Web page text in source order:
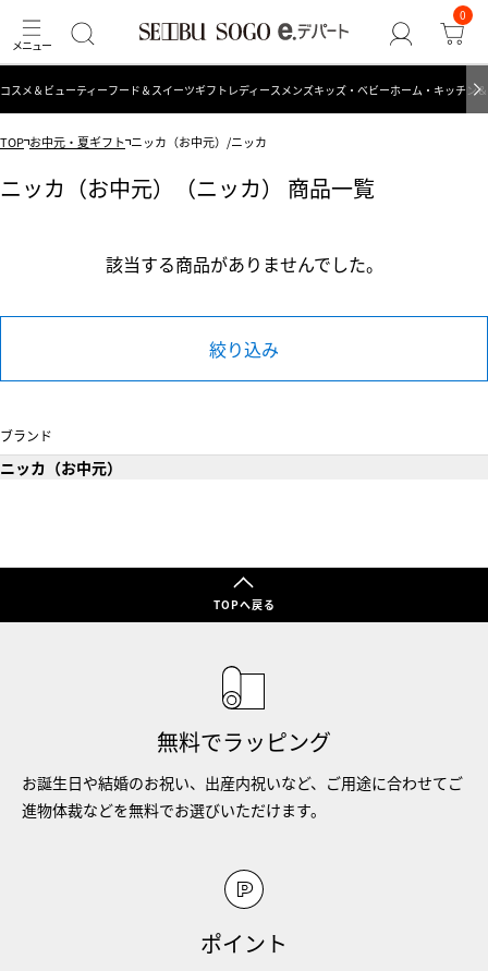
0
コスメ＆ビューティーフード＆スイーツギフト レディース メンズキッズ・ベビーホーム・キッチン
TOP お中元・夏ギフト ニッカ（お中元）/ニッカ
ニッカ（お中元）（ニッカ） 商品一覧
該当する商品がありませんでした。
絞り込み
ブランド
ニッカ（お中元）
TOPへ戻る
無料でラッピング
お誕生日や結婚のお祝い、出産内祝いなど、ご用途に合わせてご
進物体裁などを無料でお選びいただけます。
ポイント